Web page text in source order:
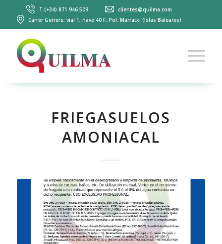
T.(+34) 871 946 509
clientes@quilma.com
Carrer Gerrers, vial 1, nave 40 F, Pol. Marratxi (Islas Baleares)
FRIEGASUELOS
AMONIACAL